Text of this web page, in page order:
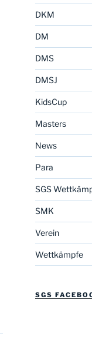
DKM
DM
DMS
DMSJ
KidsCup
Masters
News
Para
SGS
SMK
Verein
Wettkämpfe
SGS